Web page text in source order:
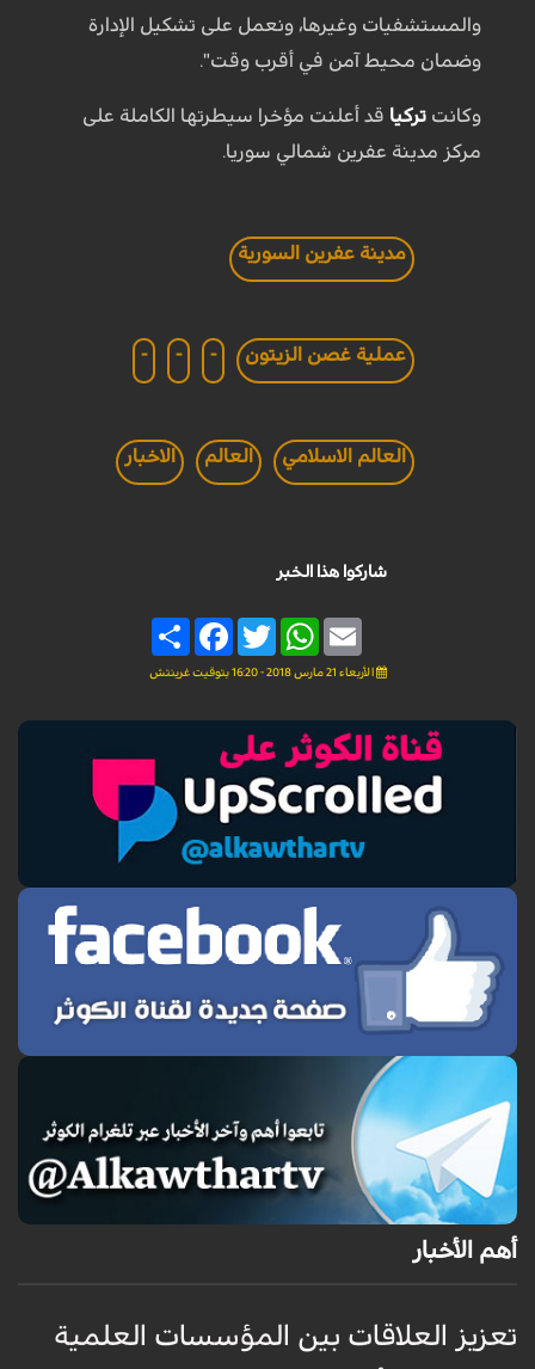
والمستشفيات وغيرها، ونعمل على تشكيل الإدارة
وضمان محيط آمن في أقرب وقت".
وكانت تركيا قد أعلنت مؤخرا سيطرتها الكاملة على
مركز مدينة عفرين شمالي سوريا.
مدينة عفرين السورية
عملية غصن الزيتون -
-
-
العالم الاسلامي العالم الاخبار
شاركوا هذا الخبر
Share
FacebookTwitter
WhatsAppEmail
الأربعاء 21 مارس 2018 - 16:20 بتوقيت غرينتش
أهم الأخبار
تعزيز العلاقات بين المؤسسات العلمية